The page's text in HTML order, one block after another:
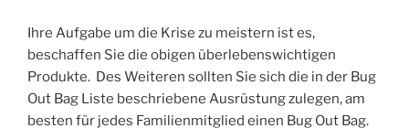
Ihre Aufgabe um die Krise zu meistern ist es,
beschaffen Sie die obigen überlebenswichtigen
Produkte. Des Weiteren sollten Sie sich die in der Bug
Out Bag Liste beschriebene Ausrüstung zulegen, am
besten für jedes Familienmitglied einen Bug Out Bag.